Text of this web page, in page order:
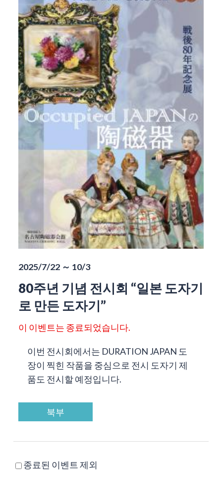
2025/7/22 ～ 10/3
80주년 기념 전시회 “일본 도자기
로 만든 도자기”
이 이벤트는 종료되었습니다.
이번 전시회에서는 DURATION JAPAN 도
장이 찍힌 작품을 중심으로 전시 도자기 제
품도 전시할 예정입니다.
북부
종료된 이벤트 제외